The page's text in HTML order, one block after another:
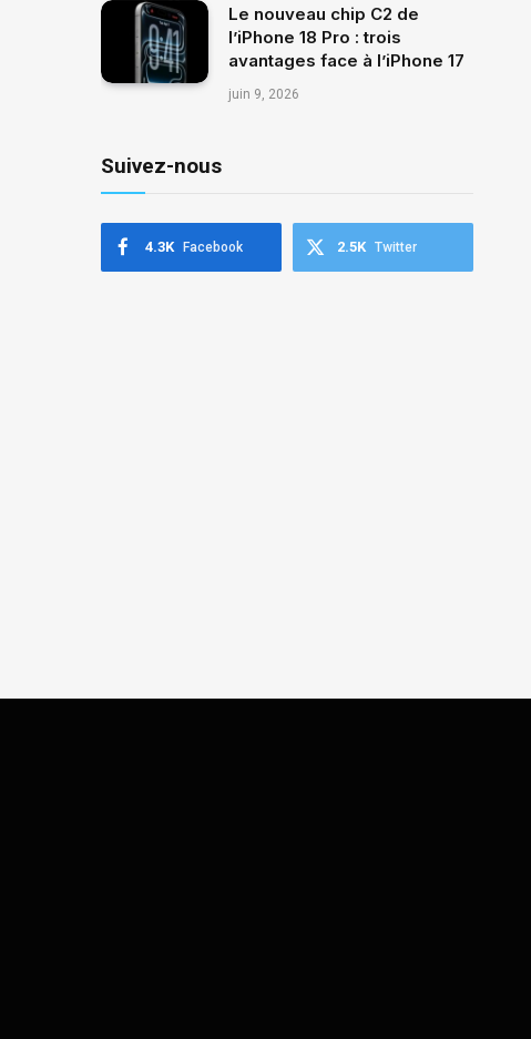
Le nouveau chip C2 de
l’iPhone 18 Pro : trois
avantages face à l’iPhone 17
juin 9, 2026
Suivez-nous
Facebook
4.3K Twitter
2.5K